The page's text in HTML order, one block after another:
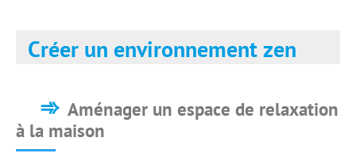
Créer un environnement zen
Aménager un espace de relaxation
à la maison